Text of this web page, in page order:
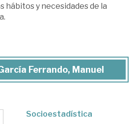
hábitos y necesidades de la
Ferrando, Manuel
Socioestadística